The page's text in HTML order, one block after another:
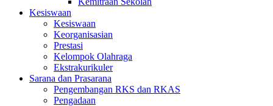
Kesiswaan
Kesiswaan
Keorganisasian
Prestasi
Kelompok Olahraga
Ekstrakurikuler
Sarana dan Prasarana
Pengembangan RKS dan RKAS
Pengadaan